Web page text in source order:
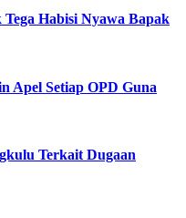
Habisi Nyawa Bapak
Apel Setiap OPD Guna
Terkait Dugaan